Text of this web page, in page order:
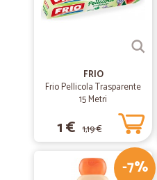
FRIO
Frio Pellicola Trasparente
15 Metri
1 € 1,19 €
-7%